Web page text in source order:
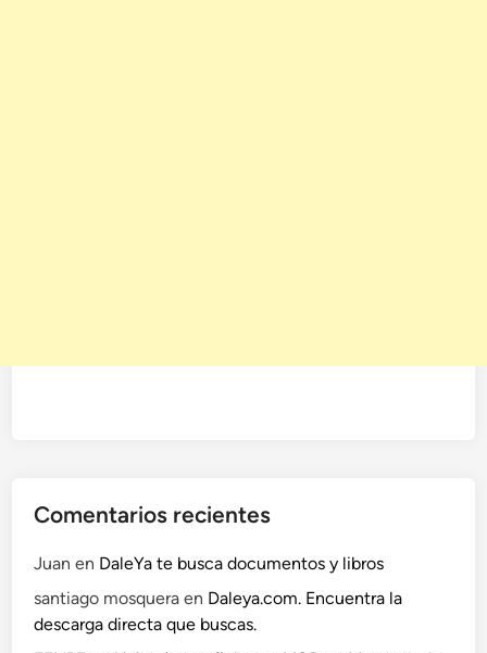
Comentarios recientes
Juan en DaleYa te busca documentos y libros
santiago mosquera en Daleya.com. Encuentra la
descarga directa que buscas.